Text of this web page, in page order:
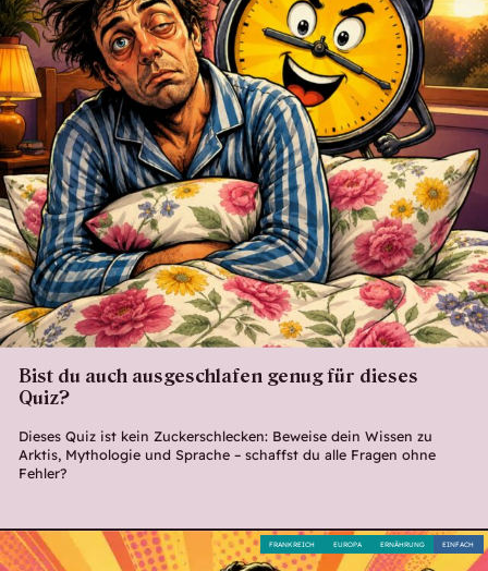
Bist du auch ausgeschlafen genug für dieses
Quiz?
Dieses Quiz ist kein Zuckerschlecken: Beweise dein Wissen zu
Arktis, Mythologie und Sprache – schaffst du alle Fragen ohne
Fehler?
EINFACH
ERNÄHRUNG
EUROPA
FRANKREICH